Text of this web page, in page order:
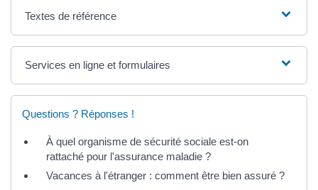
Textes de référence
Services en ligne et formulaires
Questions ? Réponses !
À quel organisme de sécurité sociale est-on
rattaché pour l'assurance maladie ?
Vacances à l'étranger : comment être bien assuré ?